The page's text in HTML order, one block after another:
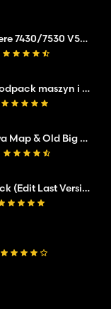
John Deere 7430/7530 V5.0 Special Full
Wielki Modpack maszyn i narzędzi
Gorzkowa Map & Old Big Mod Pack
Bizon Pack (Edit Last Version)